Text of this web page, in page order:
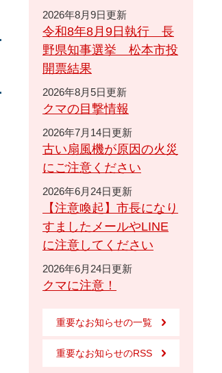
2026年8月9日更新
令和8年8月9日執行 長
野県知事選挙 松本市投
開票結果
2026年8月5日更新
クマの目撃情報
2026年7月14日更新
古い扇風機が原因の火災
にご注意ください
2026年6月24日更新
【注意喚起】市長になり
すましたメールやLINE
に注意してください
2026年6月24日更新
クマに注意！
重要なお知らせの一覧
重要なお知らせのRSS